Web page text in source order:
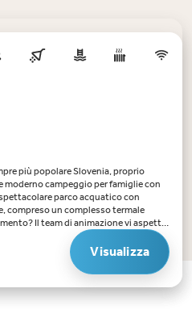
più popolare Slovenia, proprio
moderno campeggio per famiglie con
parco acquatico con
compreso un complesso termale
Il team di animazione vi aspetta!
Ci sono anche molte opzioni
basta soggiornare nel campeggio.
raffinata. Inoltre, le Terme Catez
di forza delle Terme
Le Terme Catez dispongono di
Visualizza